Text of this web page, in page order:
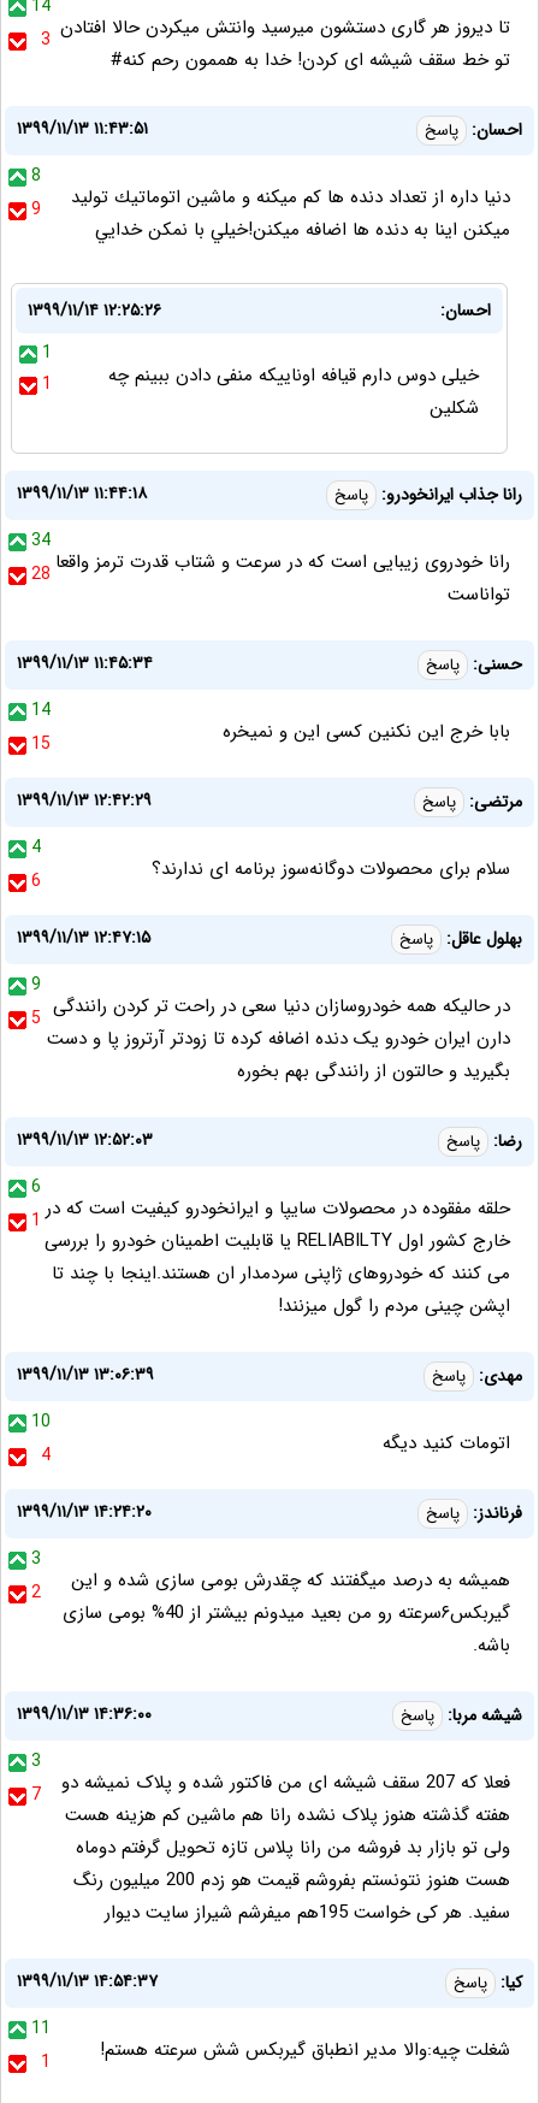
14
3 تا دیروز هر گاری دستشون میرسید وانتش میکردن حالا افتادن
تو خط سقف شیشه ای کردن! خدا به هممون رحم کنه#
احسان: پاسخ
۱۳۹۹/۱۱/۱۳ ۱۱:۴۳:۵۱
8
9
دنيا داره از تعداد دنده ها كم ميكنه و ماشين اتوماتيك توليد
ميكنن اينا به دنده ها اضافه ميكنن!خيلي با نمكن خدايي
احسان:
۱۳۹۹/۱۱/۱۴ ۱۲:۲۵:۲۶
1
1
خیلی دوس دارم قیافه اوناییکه منفی دادن ببینم چه
شکلین
رانا جذاب ایرانخودرو: پاسخ
۱۳۹۹/۱۱/۱۳ ۱۱:۴۴:۱۸
34
28 رانا خودروی زیبایی است که در سرعت و شتاب قدرت ترمز واقعا
تواناست
حسنی: پاسخ
۱۳۹۹/۱۱/۱۳ ۱۱:۴۵:۳۴
14
15
بابا خرج این نکنین کسی این و نمیخره
مرتضی: پاسخ
۱۳۹۹/۱۱/۱۳ ۱۲:۴۲:۲۹
4
6
سلام برای محصولات دوگانه‌سوز برنامه ای ندارند؟
بهلول عاقل: پاسخ
۱۳۹۹/۱۱/۱۳ ۱۲:۴۷:۱۵
9
5 در حالیکه همه خودروسازان دنیا سعی در راحت تر کردن رانندگی
دارن ایران خودرو یک دنده اضافه کرده تا زودتر آرتروز پا و دست
بگیرید و حالتون از رانندگی بهم بخوره
رضا: پاسخ
۱۳۹۹/۱۱/۱۳ ۱۲:۵۲:۰۳
6
1 حلقه مفقوده در محصولات سایپا و ایرانخودرو کیفیت است که در
خارج کشور اول RELIABILTY یا قابلیت اطمینان خودرو را بررسی
می کنند که خودروهای ژاپنی سردمدار ان هستند.اینجا با چند تا
اپشن چینی مردم را گول میزنند!
مهدی: پاسخ
۱۳۹۹/۱۱/۱۳ ۱۳:۰۶:۳۹
10
4
اتومات کنید دیگه
فرناندز: پاسخ
۱۳۹۹/۱۱/۱۳ ۱۴:۲۴:۲۰
3
2
همیشه به درصد میگفتند که چقدرش بومی سازی شده و این
گیربکس۶سرعته رو من بعید میدونم بیشتر از 40% بومی سازی
باشه.
شیشه مربا: پاسخ
۱۳۹۹/۱۱/۱۳ ۱۴:۳۶:۰۰
3
7
فعلا که 207 سقف شیشه ای من فاکتور شده و پلاک نمیشه دو
هفته گذشته هنوز پلاک نشده رانا هم ماشین کم هزینه هست
ولی تو بازار بد فروشه من رانا پلاس تازه تحویل گرفتم دوماه
هست هنوز نتونستم بفروشم قیمت هو زدم 200 میلیون رنگ
سفید. هر کی خواست 195هم میفرشم شیراز سایت دیوار
کیا: پاسخ
۱۳۹۹/۱۱/۱۳ ۱۴:۵۴:۳۷
11
1
شغلت چیه:والا مدیر انطباق گیربکس شش سرعته هستم!